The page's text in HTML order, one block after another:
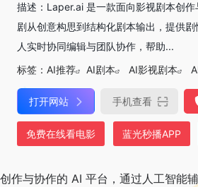
描述：Laper.ai 是一款面向影视剧本创
剧从创意构思到结构化剧本输出，提供
人实时协同编辑与团队协作，帮助...
标签： AI推荐 AI剧本 AI影视剧本
打开网站 手机查看
免费在线看电影 蓝光秒播APP
作与协作的 AI 平台，通过人工智能